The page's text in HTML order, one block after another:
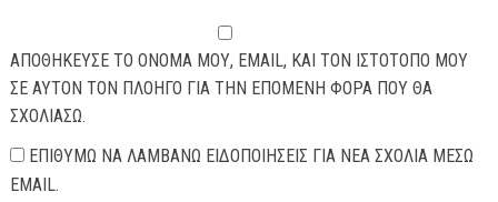
ΑΠΟΘΉΚΕΥΣΕ ΤΟ ΌΝΟΜΆ ΜΟΥ, EMAIL, ΚΑΙ ΤΟΝ ΙΣΤΌΤΟΠΟ ΜΟΥ
ΣΕ ΑΥΤΌΝ ΤΟΝ ΠΛΟΗΓΌ ΓΙΑ ΤΗΝ ΕΠΌΜΕΝΗ ΦΟΡΆ ΠΟΥ ΘΑ
ΣΧΟΛΙΆΣΩ.
ΕΠΙΘΥΜΏ ΝΑ ΛΑΜΒΆΝΩ ΕΙΔΟΠΟΙΉΣΕΙΣ ΓΙΑ ΝΈΑ ΣΧΌΛΙΑ ΜΈΣΩ
EMAIL.